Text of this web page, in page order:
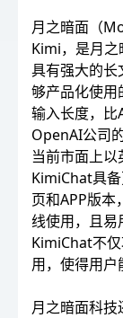
月之暗面（
Kimi，是月之
具有强大的长
够产品化使用
输入长度，
OpenAI公司
当前市面上以
KimiChat具
页和APP版本
线使用，且易
KimiChat不
用，使得用户
月之暗面科